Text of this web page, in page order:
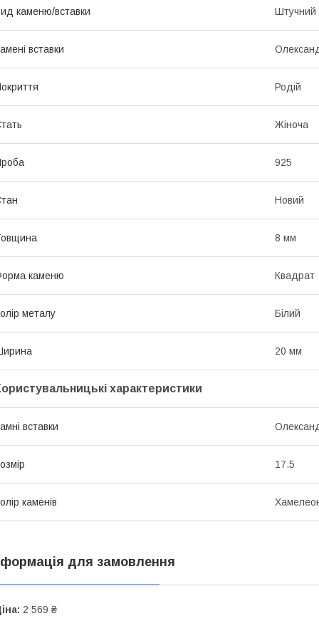
каменю/вставки Штучний
вставки
Родій
Жіноча
925
Новий
8 мм
каменю Квадрат
металу Білий
20 мм
характеристики
вставки
17.5
каменів
для замовлення
2 569 ₴